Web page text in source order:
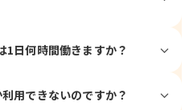
1日何時間働きますか？
用できないのですか？